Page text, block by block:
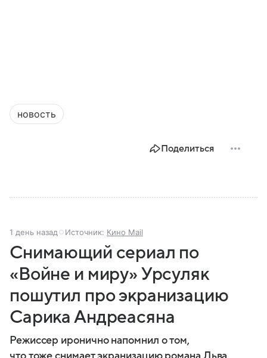
новость
Поделиться
1 день назад Источник: Кино Mail
Снимающий сериал по
«Войне и миру» Урсуляк
пошутил про экранизацию
Сарика Андреасяна
Режиссер иронично напомнил о том,